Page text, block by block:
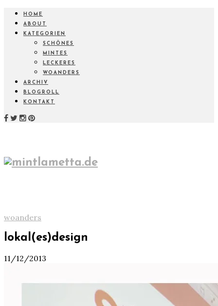
HOME
ABOUT
KATEGORIEN
SCHÖNES
MINTES
LECKERES
WOANDERS
ARCHIV
BLOGROLL
KONTAKT
woanders
lokal(es)design
11/12/2013